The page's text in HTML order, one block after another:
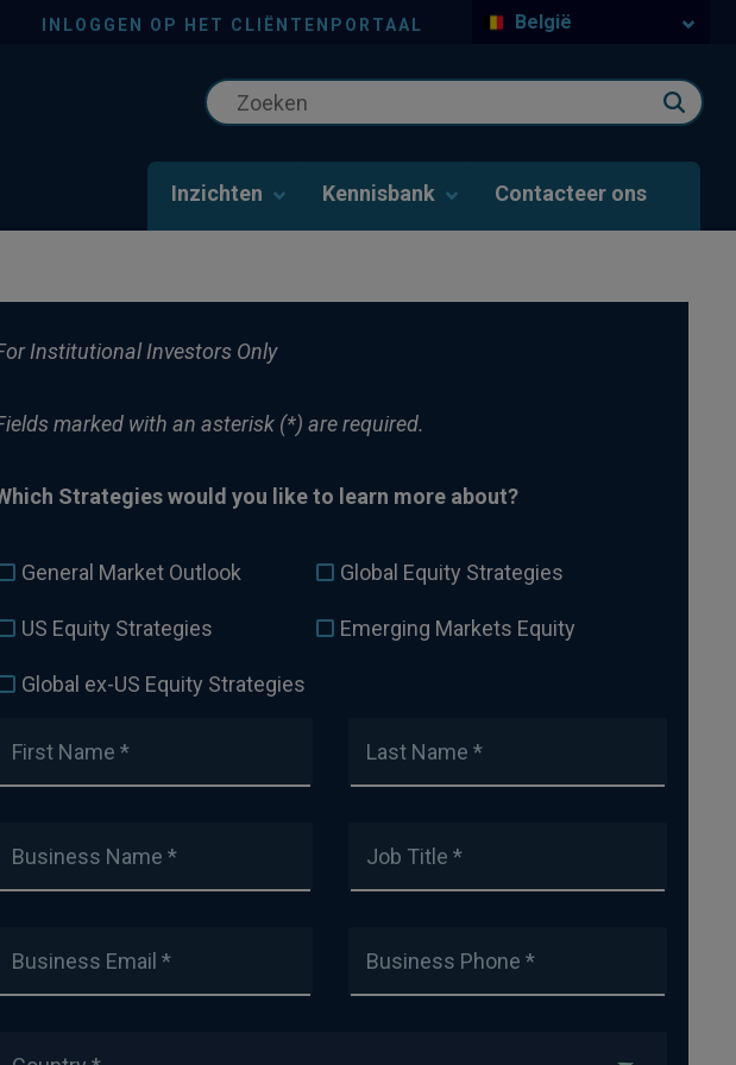
INLOGGEN OP HET CLIËNTENPORTAAL België
Inzichten Kennisbank Contacteer ons
Institutional Investors Only
marked with an asterisk (*) are required.
Strategies would you like to learn more about?
General Market Outlook Global Equity Strategies
US Equity Strategies Emerging Markets Equity
Global ex-US Equity Strategies
First Name * Last Name *
Business Name * Job Title *
Business Email * Business Phone *